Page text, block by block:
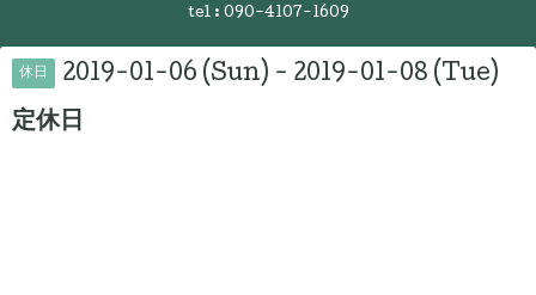
tel : 090-4107-1609
休日 2019-01-06 (Sun) - 2019-01-08 (Tue)
定休日